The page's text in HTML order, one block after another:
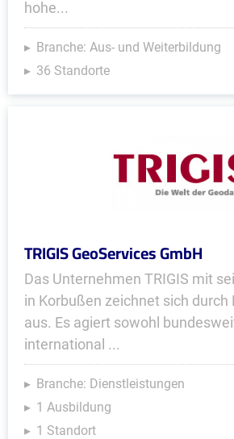
hohe...
Branche: Aus- und Weiterbildung
36 Standorte
TRIGIS GeoServices GmbH
Das Unternehmen TRIGIS mit
in Korbußen zeichnet sich
aus. Es agiert sowohl
international ...
Branche: Dienstleistungen
1 Ausbildung
1 Standort